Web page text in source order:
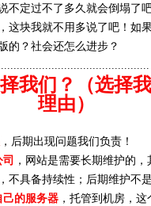
不定过不了多久就会倒塌了
，这块我就不用多说了吧！如
的？社会还怎么进步？
我们？（选择
理由）
，后期出现问题我们负责！
，网站是需要长期维护的，
不具备持续性；后期维护不
己的服务器 ，托管到机房，